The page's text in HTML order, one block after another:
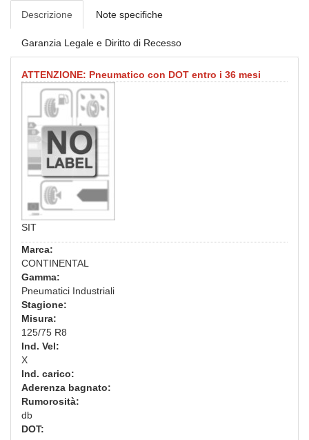
Descrizione Note specifiche
Garanzia Legale e Diritto di Recesso
ATTENZIONE: Pneumatico con DOT entro i 36 mesi
SIT
Marca:
CONTINENTAL
Gamma:
Pneumatici Industriali
Stagione:
Misura:
125/75 R8
Ind. Vel:
X
Ind. carico:
Aderenza bagnato:
Rumorosità:
db
DOT: